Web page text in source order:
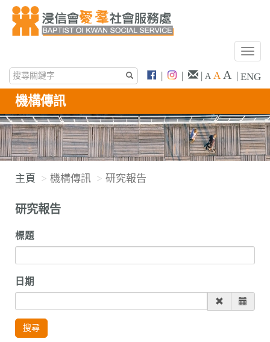
T
g
l
e
n
a
| | | A A A | ENG
機構傳訊
主頁 機構傳訊 研究報告
研究報告
標題
日期
搜尋